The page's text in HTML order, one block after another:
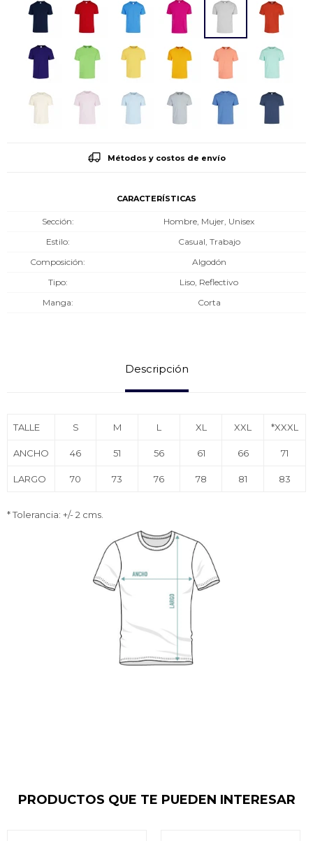
Métodos y costos de envío
CARACTERÍSTICAS
Sección
Hombre, Mujer, Unisex
Estilo
Casual, Trabajo
Composición
Algodón
Tipo
Liso, Reflectivo
Manga
Corta
Descripción
TALLE S M L XL XXL *XXXL
ANCHO 46 51 56 61 66 71
LARGO 70 73 76 78 81 83
* Tolerancia: +/- 2 cms.
PRODUCTOS QUE TE PUEDEN INTERESAR